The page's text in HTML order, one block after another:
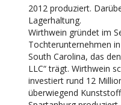
2012 produziert.
Lagerhaltung.
Wirthwein gründet im
Tochterunternehmen
South Carolina, das
LLC“ trägt. Wirthwein
investiert rund 12
überwiegend